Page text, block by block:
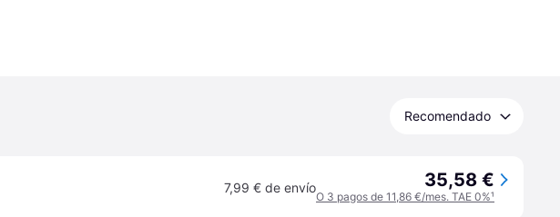
Recomendado
7,99 € de envío 35,58 €
O 3 pagos de 11,86 €/mes. TAE 0%¹